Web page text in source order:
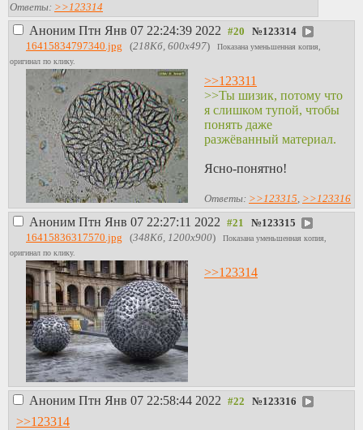
просто сжигать в печах,
такие тупорылые
уебашки!
Ответы: >>123314
Аноним Птн Янв 07 22:24:39 2022 №123314
16415834797340.jpg (218Кб, 600x497)
Показана уменьшенная копия,
оригинал по клику.
>>123311
>>Ты шизик, потому что
я слишком тупой, чтобы
понять даже
разжёванный материал.
Ясно-понятно!
Ответы: >>123315, >>123316
Аноним Птн Янв 07 22:27:11 2022 №123315
16415836317570.jpg (348Кб, 1200x900)
Показана уменьшенная копия,
оригинал по клику.
>>123314
Аноним Птн Янв 07 22:58:44 2022 №123316
>>123314